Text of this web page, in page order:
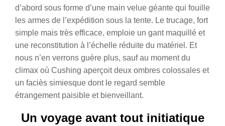
d’abord sous forme d’une main velue géante qui fouille
les armes de l’expédition sous la tente. Le trucage, fort
simple mais très efficace, emploie un gant maquillé et
une reconstitution à l’échelle réduite du matériel. Et
nous n’en verrons guère plus, sauf au moment du
climax où Cushing aperçoit deux ombres colossales et
un faciès simiesque dont le regard semble
étrangement paisible et bienveillant.
Un voyage avant tout initiatique